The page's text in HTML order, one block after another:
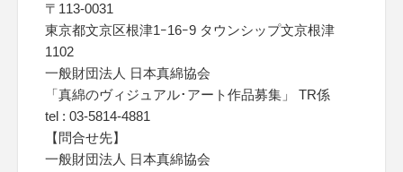
〒113-0031
東京都文京区根津1ｰ16ｰ9 タウンシップ文京根津
1102
一般財団法人 日本真綿協会
「真綿のヴィジュアル･アート作品募集」 TR係
tel : 03-5814-4881
【問合せ先】
一般財団法人 日本真綿協会